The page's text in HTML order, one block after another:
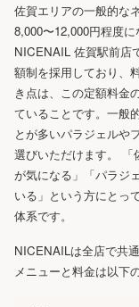
佐賀エリアの一般的な
8,000〜12,000円程度
NICENAIL 佐賀駅前店
額制を採用しており、
き点は、この定額料金
ていることです。一般
とが多いパラジェルや
選びいただけます。 「
が気になる」「パラジ
いる」という方にとっ
体系です。
NICENAILは全店で共
メニューと料金は以下